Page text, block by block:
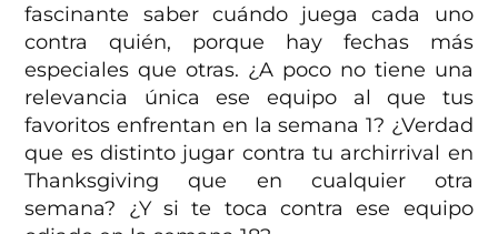
fascinante saber cuándo juega cada uno
contra quién, porque hay fechas más
especiales que otras. ¿A poco no tiene una
relevancia única ese equipo al que tus
favoritos enfrentan en la semana 1? ¿Verdad
que es distinto jugar contra tu archirrival en
Thanksgiving que en cualquier otra
semana? ¿Y si te toca contra ese equipo